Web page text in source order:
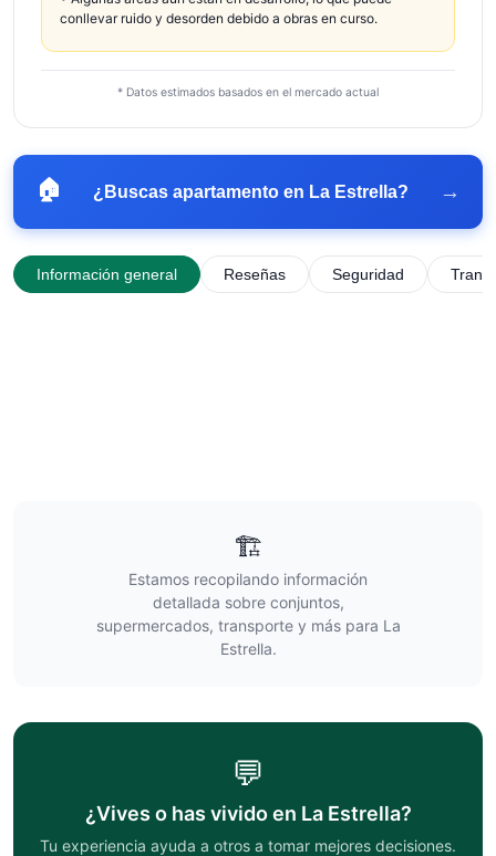
conllevar ruido y desorden debido a obras en curso.
* Datos estimados basados en el mercado actual
🏠 ¿Buscas apartamento en La Estrella? →
Información general Reseñas Seguridad
🏗️
Estamos recopilando información
detallada sobre conjuntos,
supermercados, transporte y más para La
Estrella.
💬
¿Vives o has vivido en La Estrella?
Tu experiencia ayuda a otros a tomar mejores decisiones.